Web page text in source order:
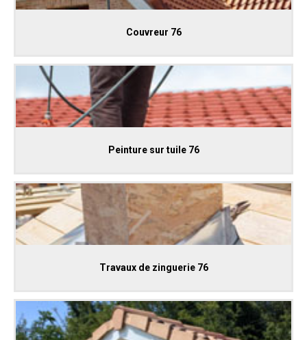
Couvreur 76
Peinture sur tuile 76
Travaux de zinguerie 76